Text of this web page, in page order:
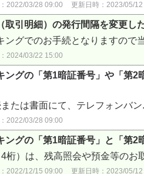
2022/03/28 09:00 更新日時：2023/05/12
取引明細）の発行間隔を変更し
ングでのお手続となりますので
2024/03/22 15:00
ングの「第1暗証番号」や「第2
たは書面にて、テレフォンバン
2022/03/28 09:00
ングの「第1暗証番号」と「第2
4桁）は、残高照会や預金等のお
2022/12/15 09:00 更新日時：2023/05/12